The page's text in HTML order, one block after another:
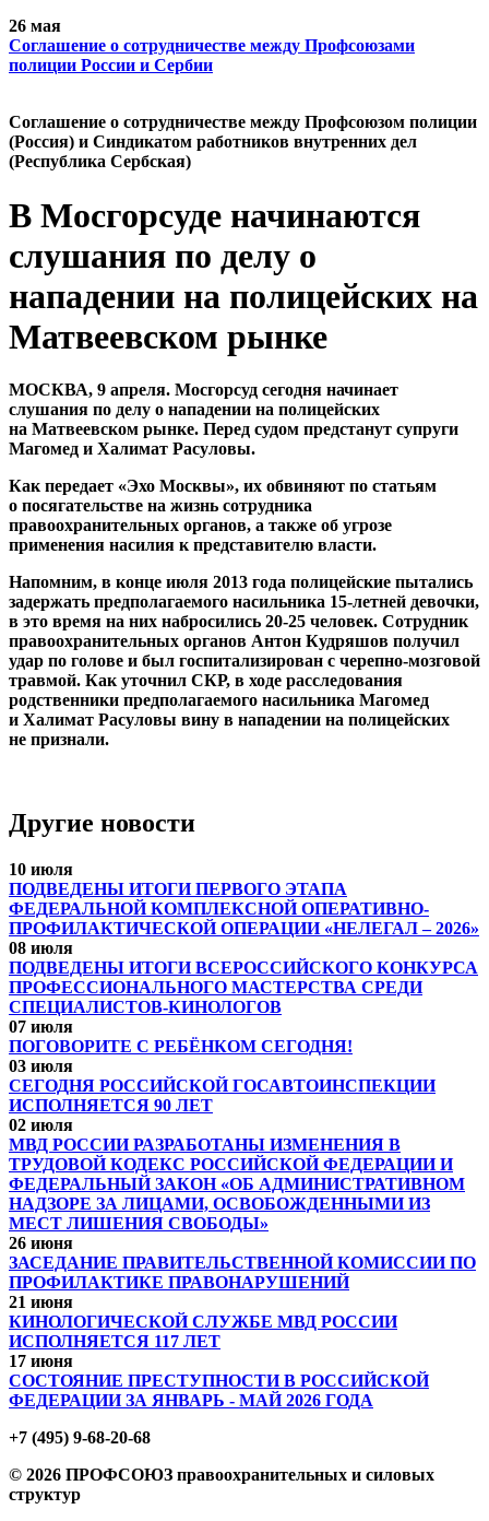
26 мая
Cоглашение о сотрудничестве между Профсоюзами
полиции России и Сербии
Cоглашение о сотрудничестве между Профсоюзом полиции
(Россия) и Синдикатом работников внутренних дел
(Республика Сербская)
В Мосгорсуде начинаются
слушания по делу о
нападении на полицейских на
Матвеевском рынке
МОСКВА, 9 апреля. Мосгорсуд сегодня начинает
слушания по делу о нападении на полицейских
на Матвеевском рынке. Перед судом предстанут супруги
Магомед и Халимат Расуловы.
Как передает «Эхо Москвы», их обвиняют по статьям
о посягательстве на жизнь сотрудника
правоохранительных органов, а также об угрозе
применения насилия к представителю власти.
Напомним, в конце июля 2013 года полицейские пытались
задержать предполагаемого насильника 15-летней девочки,
в это время на них набросились 20-25 человек. Сотрудник
правоохранительных органов Антон Кудряшов получил
удар по голове и был госпитализирован с черепно-мозговой
травмой. Как уточнил СКР, в ходе расследования
родственники предполагаемого насильника Магомед
и Халимат Расуловы вину в нападении на полицейских
не признали.
Другие новости
10 июля
ПОДВЕДЕНЫ ИТОГИ ПЕРВОГО ЭТАПА
ФЕДЕРАЛЬНОЙ КОМПЛЕКСНОЙ ОПЕРАТИВНО-
ПРОФИЛАКТИЧЕСКОЙ ОПЕРАЦИИ «НЕЛЕГАЛ – 2026»
08 июля
ПОДВЕДЕНЫ ИТОГИ ВСЕРОССИЙСКОГО КОНКУРСА
ПРОФЕССИОНАЛЬНОГО МАСТЕРСТВА СРЕДИ
СПЕЦИАЛИСТОВ-КИНОЛОГОВ
07 июля
ПОГОВОРИТЕ С РЕБЁНКОМ СЕГОДНЯ!
03 июля
СЕГОДНЯ РОССИЙСКОЙ ГОСАВТОИНСПЕКЦИИ
ИСПОЛНЯЕТСЯ 90 ЛЕТ
02 июля
МВД РОССИИ РАЗРАБОТАНЫ ИЗМЕНЕНИЯ В
ТРУДОВОЙ КОДЕКС РОССИЙСКОЙ ФЕДЕРАЦИИ И
ФЕДЕРАЛЬНЫЙ ЗАКОН «ОБ АДМИНИСТРАТИВНОМ
НАДЗОРЕ ЗА ЛИЦАМИ, ОСВОБОЖДЕННЫМИ ИЗ
МЕСТ ЛИШЕНИЯ СВОБОДЫ»
26 июня
ЗАСЕДАНИЕ ПРАВИТЕЛЬСТВЕННОЙ КОМИССИИ ПО
ПРОФИЛАКТИКЕ ПРАВОНАРУШЕНИЙ
21 июня
КИНОЛОГИЧЕСКОЙ СЛУЖБЕ МВД РОССИИ
ИСПОЛНЯЕТСЯ 117 ЛЕТ
17 июня
СОСТОЯНИЕ ПРЕСТУПНОСТИ В РОССИЙСКОЙ
ФЕДЕРАЦИИ ЗА ЯНВАРЬ - МАЙ 2026 ГОДА
+7 (495) 9-68-20-68
© 2026 ПРОФСОЮЗ правоохранительных и силовых
структур